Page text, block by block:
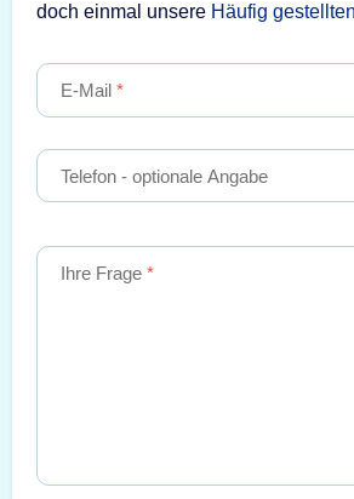
doch einmal unsere Häufig
E-Mail
Telefon - optionale Angabe
Ihre Frage